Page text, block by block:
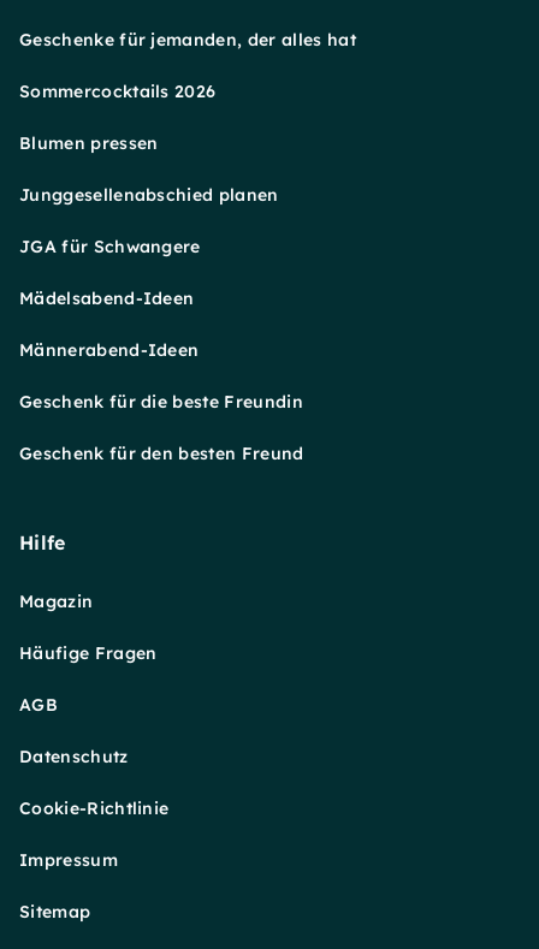
Geschenke für jemanden, der alles hat
Sommercocktails 2026
Blumen pressen
Junggesellenabschied planen
JGA für Schwangere
Mädelsabend-Ideen
Männerabend-Ideen
Geschenk für die beste Freundin
Geschenk für den besten Freund
Hilfe
Magazin
Häufige Fragen
AGB
Datenschutz
Cookie-Richtlinie
Impressum
Sitemap